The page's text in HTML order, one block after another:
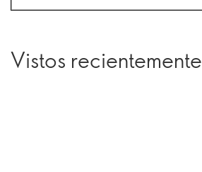
Vistos recientemente